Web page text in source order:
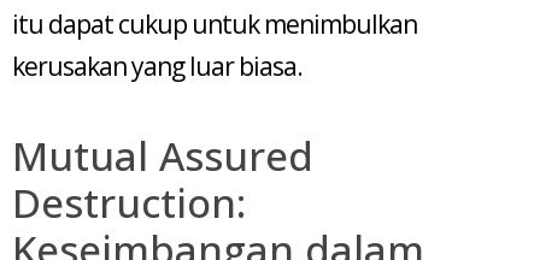
itu dapat cukup untuk menimbulkan
kerusakan yang luar biasa.
Mutual Assured
Destruction: